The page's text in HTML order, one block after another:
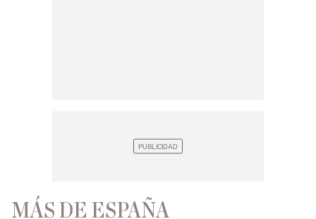
MÁS DE ESPAÑA